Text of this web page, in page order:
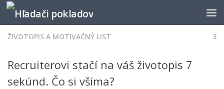
ŽIVOTOPIS A MOTIVAČNÝ LIST 3
Recruiterovi stačí na váš životopis 7
sekúnd. Čo si všíma?